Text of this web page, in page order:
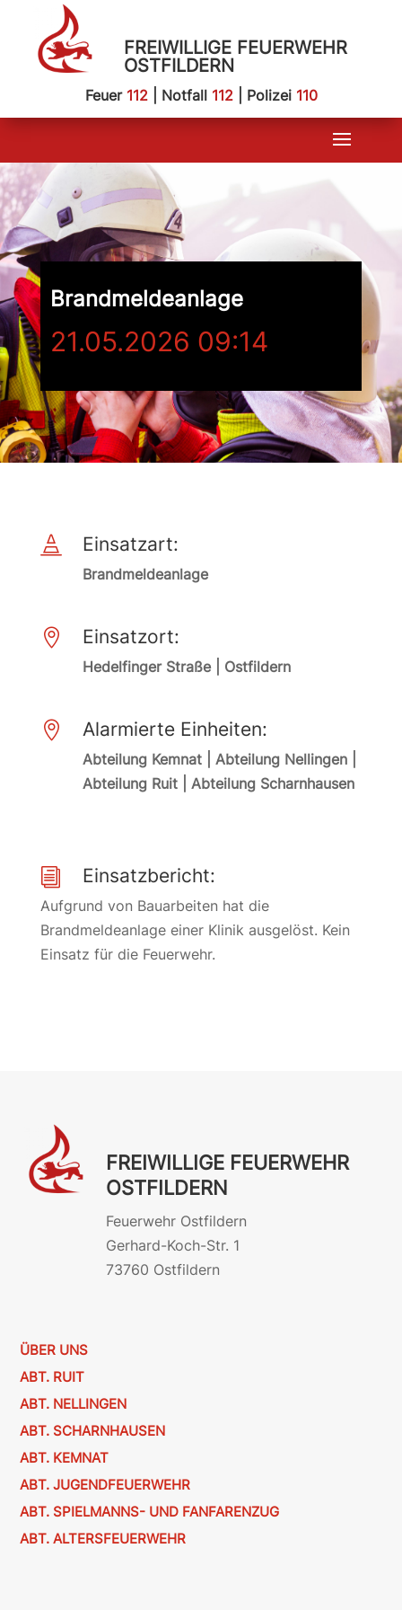
FREIWILLIGE FEUERWEHR
OSTFILDERN
Feuer 112| Notfall 112| Polizei 110
Brandmeldeanlage
21.05.2026 09:14
 Einsatzart:
Brandmeldeanlage
 Einsatzort:
Hedelfinger Straße | Ostfildern
 Alarmierte Einheiten:
Abteilung Kemnat | Abteilung Nellingen |
Abteilung Ruit | Abteilung Scharnhausen
i Einsatzbericht:
Aufgrund von Bauarbeiten hat die
Brandmeldeanlage einer Klinik ausgelöst. Kein
Einsatz für die Feuerwehr.
FREIWILLIGE FEUERWEHR
OSTFILDERN
Feuerwehr Ostfildern
Gerhard-Koch-Str. 1
73760 Ostfildern
ÜBER UNS
ABT. RUIT
ABT. NELLINGEN
ABT. SCHARNHAUSEN
ABT. KEMNAT
ABT. JUGENDFEUERWEHR
ABT. SPIELMANNS- UND FANFARENZUG
ABT. ALTERSFEUERWEHR